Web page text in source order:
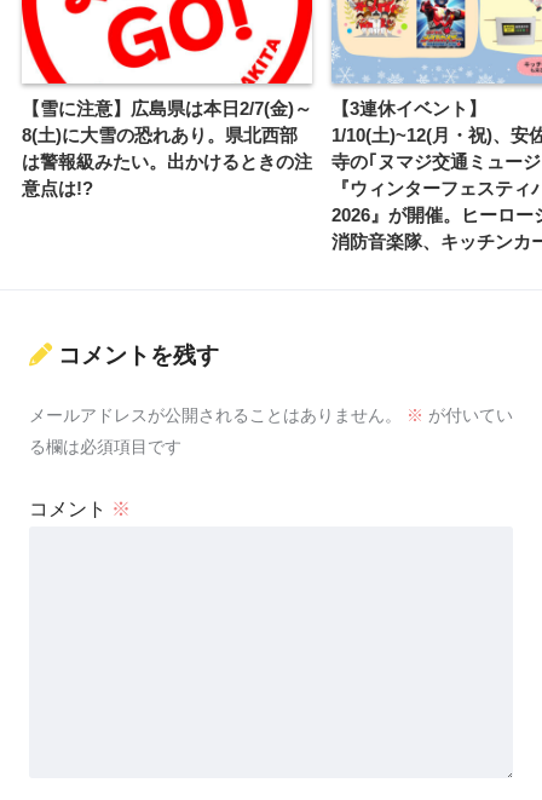
【雪に注意】広島県は本日2/7(金)～
8(土)に大雪の恐れあり。県北西部
は警報級みたい。出かけるときの注
意点は!?
【3連休イベント】
1/10(土)~12(月・祝)、安
寺の｢ヌマジ交通ミュー
『ウィンターフェスティ
2026』が開催。ヒーロー
消防音楽隊、キッチンカ
コメントを残す
メールアドレスが公開されることはありません。 ※ が付いてい
る欄は必須項目です
コメント ※